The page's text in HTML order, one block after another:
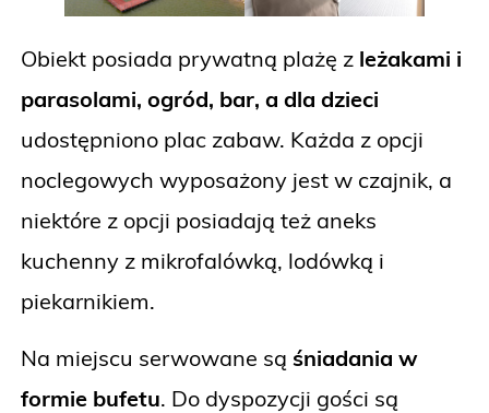
Obiekt posiada prywatną plażę z leżakami i
parasolami, ogród, bar, a dla dzieci
udostępniono plac zabaw. Każda z opcji
noclegowych wyposażony jest w czajnik, a
niektóre z opcji posiadają też aneks
kuchenny z mikrofalówką, lodówką i
piekarnikiem.
Na miejscu serwowane są śniadania w
formie bufetu. Do dyspozycji gości są